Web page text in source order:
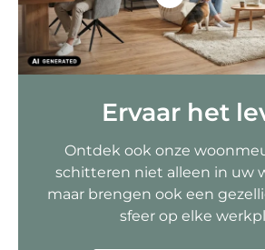
Ervaar het
Ontdek ook onze
schitteren niet alleen in uw
maar brengen ook een
sfeer op elke